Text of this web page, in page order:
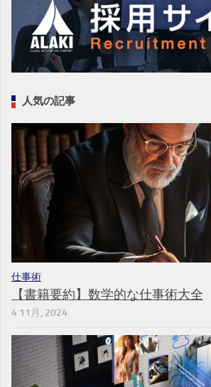
人気の記事
仕事術
【書籍要約】数学的な仕事術大全
4 11月, 2024